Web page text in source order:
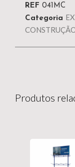
REF 041MC
Categoria
Produtos